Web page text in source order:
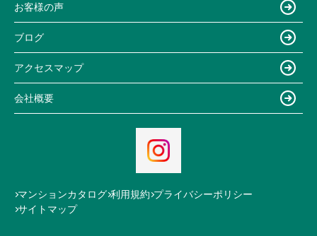
お客様の声
ブログ
アクセスマップ
会社概要
マンションカタログ 利用規約 プライバシーポリシー
サイトマップ